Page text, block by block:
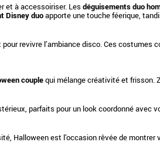
et à accessoiriser. Les déguisements duo
Disney duoapporte une touche féerique,
revivre l’ambiance disco. Ces
couplequi mélange créativité et frisson.
parfaits pour un look coordonné avec
Halloween est l’occasion rêvée de